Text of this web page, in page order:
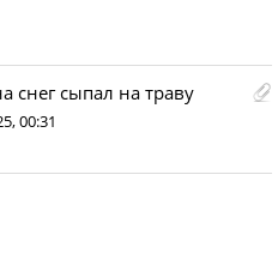
снег сыпал на траву
00:31